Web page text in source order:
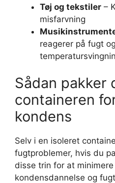
Tøj og tekstiler –
misfarvning
reagerer på fugt og
Sådan pakker
containeren
kondens
Selv i en isoleret
fugtproblemer, hvis du
disse trin for at
kondensdannelse og